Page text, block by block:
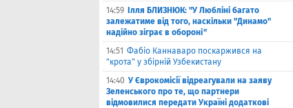
14:59
Ілля БЛИЗНЮК: "У Любліні багато
залежатиме від того, наскільки "Динамо"
надійно зіграє в обороні"
14:51 Фабіо Каннаваро поскаржився на
"крота" у збірній Узбекистану
14:40 У Єврокомісії відреагували на заяву
Зеленського про те, що партнери
відмовилися передати Україні додаткові